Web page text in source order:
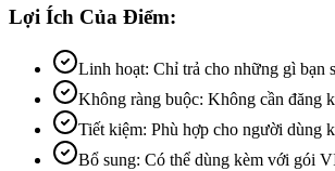
Lợi Ích Của Điểm:
Linh hoạt: Chỉ trả cho những gì bạn
Không ràng buộc: Không cần đăng
Tiết kiệm: Phù hợp cho người dùng
Bổ sung: Có thể dùng kèm với gói